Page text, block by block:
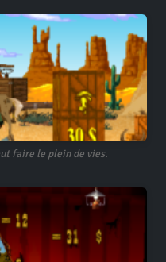
faire le plein de vies.